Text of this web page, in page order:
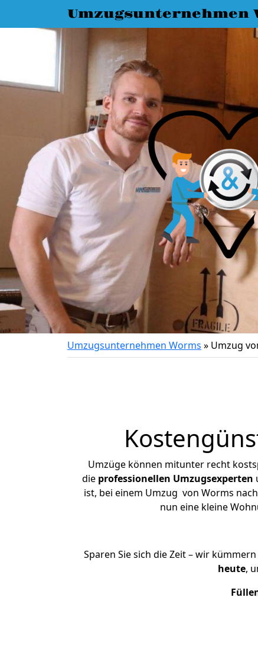
Umzugsunternehmen
Umzugsunternehmen Worms » Umzug
Umzüge können mitunter recht
die professionellen Umzugsexperten
ist, bei einem Umzug von Worms
nun eine kleine
Sparen Sie sich die Zeit – wir
heute,